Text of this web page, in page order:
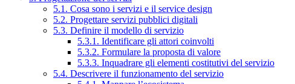
5.1. Cosa sono i servizi e il service design
5.2. Progettare servizi pubblici digitali
5.3. Definire il modello di servizio
5.3.1. Identificare gli attori coinvolti
5.3.2. Formulare la proposta di valore
5.3.3. Inquadrare gli elementi costitutivi del servizio
5.4. Descrivere il funzionamento del servizio